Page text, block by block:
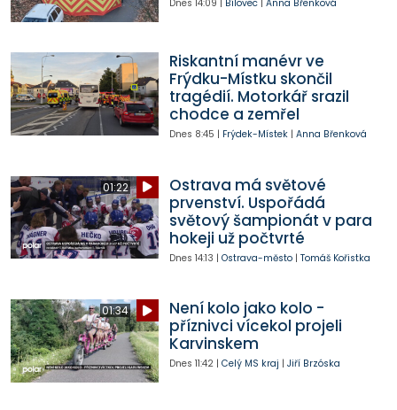
Dnes 14:09 | Bílovec| Anna Břenková
Riskantní manévr ve
Frýdku-Místku skončil
tragédií. Motorkář srazil
chodce a zemřel
Dnes 8:45 | Frýdek-Místek| Anna Břenková
01:22
Ostrava má světové
prvenství. Uspořádá
světový šampionát v para
hokeji už počtvrté
Dnes 14:13 | Ostrava-město| Tomáš Kořistka
01:34
Není kolo jako kolo -
příznivci vícekol projeli
Karvinskem
Dnes 11:42| Celý MS kraj | Jiří Brzóska